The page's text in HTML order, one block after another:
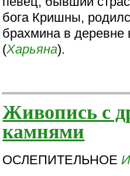
бога Кришны,
брахмина в
(Харьяна).
Живопись с
камнями
ОСЛЕПИТЕЛЬНОЕ